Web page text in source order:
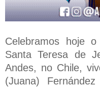
Celebramos hoje
Santa Teresa de
Andes, no Chile,
(Juana)